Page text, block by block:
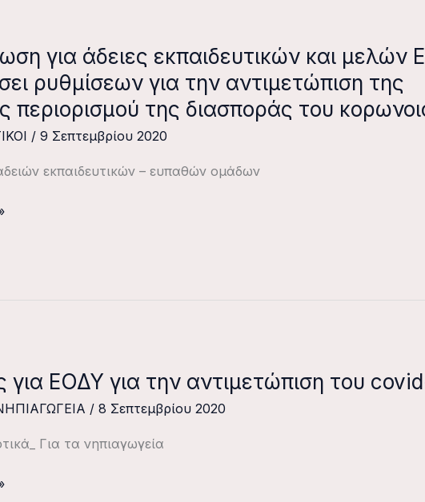
για άδειες εκπαιδευτικών και μελών
ρυθμίσεων για την αντιμετώπιση της
περιορισμού της διασποράς του
/ 9 Σεπτεμβρίου 2020
εκπαιδευτικών – ευπαθών ομάδων
για ΕΟΔΥ για την αντιμετώπιση του
/ 8 Σεπτεμβρίου 2020
Για τα νηπιαγωγεία